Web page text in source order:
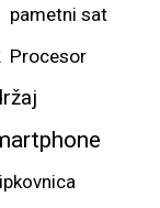
pametni sat
Procesor